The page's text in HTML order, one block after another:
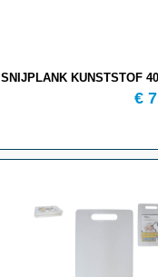
SNIJPLANK KUNSTSTOF
€